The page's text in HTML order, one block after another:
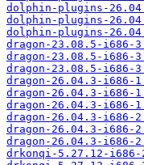
dolphin-plugins-
dolphin-plugins-
dolphin-plugins-
dragon-23.08.5-i686-
dragon-23.08.5-i686-
dragon-23.08.5-i686-
dragon-26.04.3-i686-
dragon-26.04.3-i686-
dragon-26.04.3-i686-
dragon-26.04.3-i686-
dragon-26.04.3-i686-
dragon-26.04.3-i686-
drkonqi-5.27.12-